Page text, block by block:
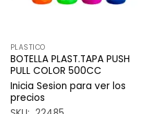
PLASTICO
BOTELLA PLAST.TAPA PUSH
PULL COLOR 500CC
Inicia Sesion para ver los
precios